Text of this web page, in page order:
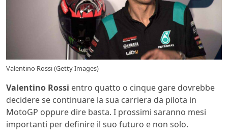
Valentino Rossi (Getty Images)
Valentino Rossi entro quatto o cinque gare dovrebbe
decidere se continuare la sua carriera da pilota in
MotoGP oppure dire basta. I prossimi saranno mesi
importanti per definire il suo futuro e non solo.